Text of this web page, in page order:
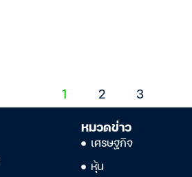
1 2 3
หมวดข่าว
เศรษฐกิจ
หุ้น